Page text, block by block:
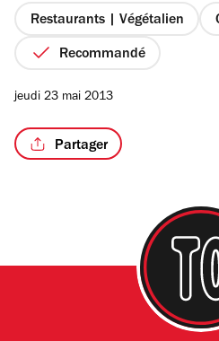
étoiles
Restaurants | Végétalien
Recommandé
jeudi 23 mai 2013
Partager